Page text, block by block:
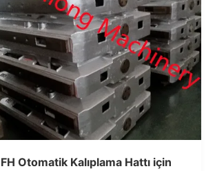
FH Otomatik Kalıplama Hattı için